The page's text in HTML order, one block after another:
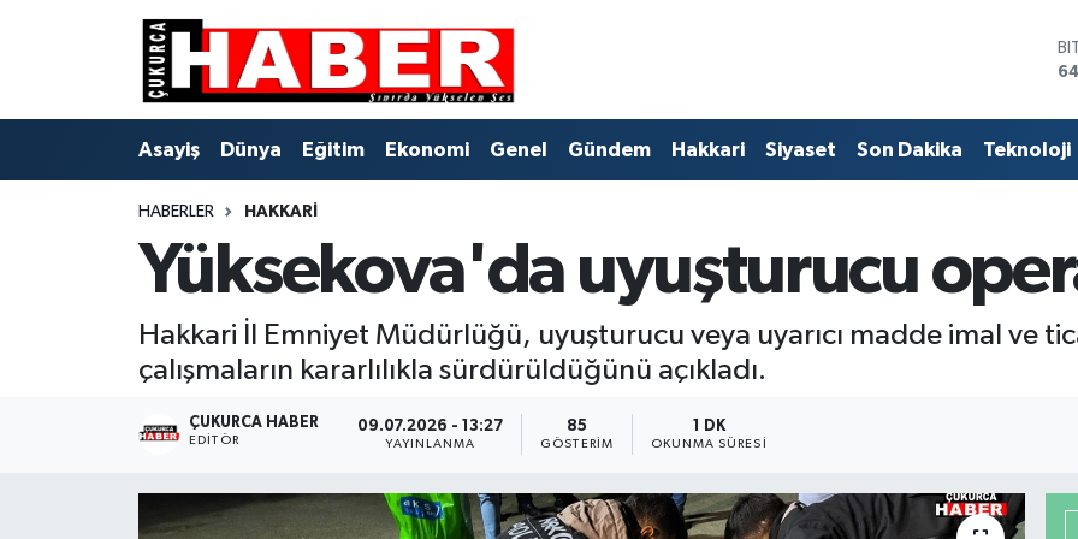
Asayiş Dünya Eğitim Ekonomi Genel Gündem Hakkari Siyaset Son Dakika Teknoloji
HABERLER HAKKARI
Yüksekova'da uyuşturucu
Hakkari İl Emniyet Müdürlüğü, uyuşturucu veya uyarıcı madde imal ve
çalışmaların kararlılıkla sürdürüldüğünü açıkladı.
ÇUKURCA HABER
EDITÖR
09.07.2026 - 13:27
YAYINLANMA
85
GÖSTERIM
1 DK
OKUNMA SÜRESI
Ekonomi
Hava Durumu
Trafik Durumu
Süper Lig Puan Durumu ve Fikstür
Tüm Manşetler
Son Dakika Haberleri